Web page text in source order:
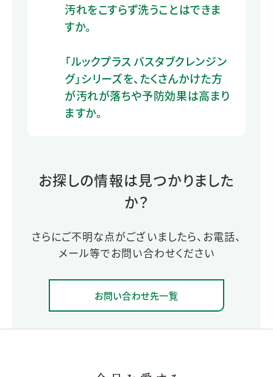
汚れをこすらず洗うことはできま
すか。
「ルックプラス バスタブクレンジン
グ」シリーズを、たくさんかけた方
が汚れが落ちや予防効果は高まり
ますか。
お探しの情報は見つかりました
か？
さらにご不明な点がございましたら、お電話、
メール等でお問い合わせください
お問い合わせ先一覧